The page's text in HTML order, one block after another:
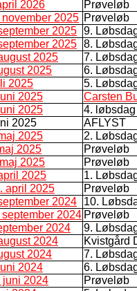
2026
Prøveløb
2025 Prøveløb
2025 9.
2025 8.
2025
7.
2025
6.
2025
5.
2025
Carsten
2025
4. løbsdag
2025
AFLYST
2025
2.
2025
Prøveløb
2025
Prøveløb
2025
1.
april 2025
Prøveløb
2024
10.
2024 Prøveløb
2024
9.
2024
Kvistgård
2024
7.
2024
6.
juni 2024
Prøveløb